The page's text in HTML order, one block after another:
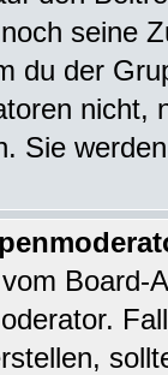
seine
du der
nicht,
Sie
Board-